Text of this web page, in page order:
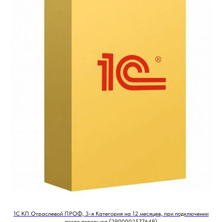
1С КП Отраслевой ПРОФ, 3-я Категория на 12 месяцев, при подключении